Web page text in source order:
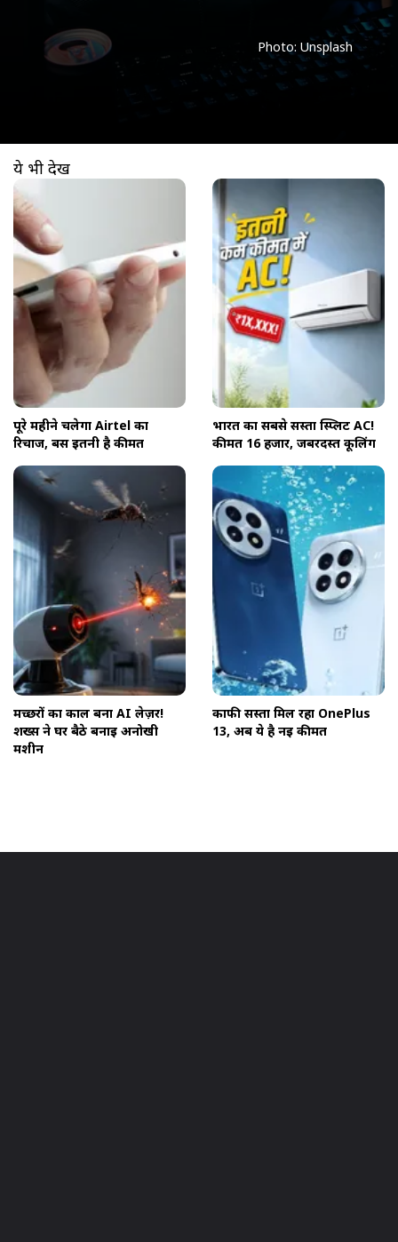
Photo: Unsplash
खुल रहा है
ये भी देखें
पूरे महीने चलेगा Airtel का
रिचार्ज, बस इतनी है कीमत
भारत का सबसे सस्ता स्प्लिट AC!
कीमत 16 हजार, जबरदस्त कूलिंग
मच्छरों का काल बना AI लेज़र!
शख्स ने घर बैठे बनाई अनोखी
मशीन
काफी सस्ता मिल रहा OnePlus
13, अब ये है नई कीमत